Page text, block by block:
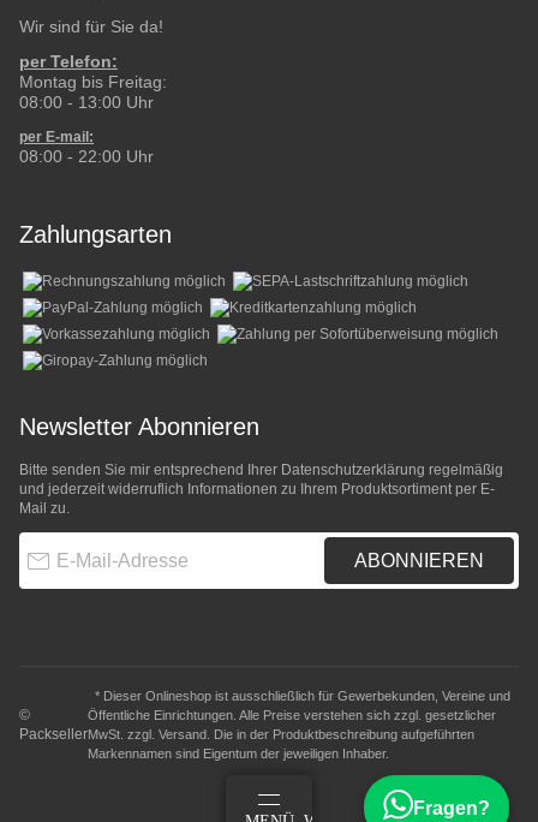
Wir sind für Sie da!
per Telefon:
Montag bis Freitag:
08:00 - 13:00 Uhr
per E-mail:
08:00 - 22:00 Uhr
Zahlungsarten
Newsletter Abonnieren
Bitte senden Sie mir entsprechend Ihrer Datenschutzerklärung regelmäßig
und jederzeit widerruflich Informationen zu Ihrem Produktsortiment per E-
Mail zu.
ABONNIEREN
©
Packseller
* Dieser Onlineshop ist ausschließlich für Gewerbekunden, Vereine und
Öffentliche Einrichtungen. Alle Preise verstehen sich zzgl. gesetzlicher
MwSt. zzgl. Versand . Die in der Produktbeschreibung aufgeführten
Markennamen sind Eigentum der jeweiligen Inhaber.
Fragen?